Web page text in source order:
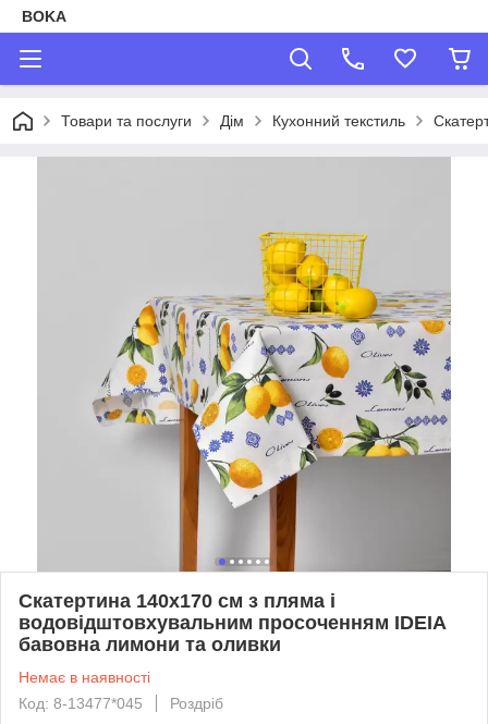
BOKA
Товари та послуги Дім Кухонний текстиль
Скатертина 140х170 см з пляма і
водовідштовхувальним просоченням IDEIA
бавовна лимони та оливки
Немає в наявності
Код: 8-13477*045
Роздріб